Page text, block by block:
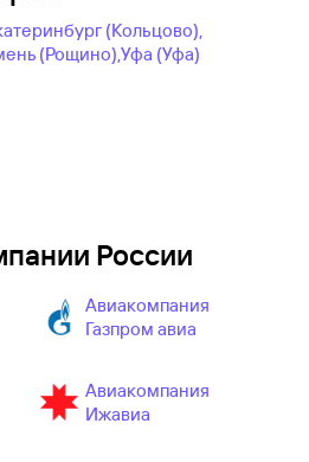
(Кольцово),
(Рощино),Уфа (Уфа)
России
Авиакомпания
Газпром авиа
Авиакомпания
Ижавиа